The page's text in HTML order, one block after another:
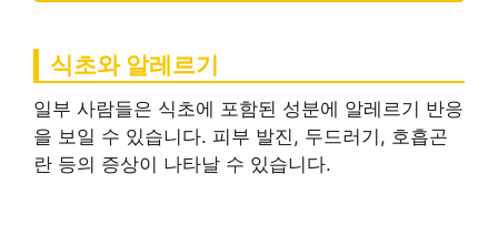
식초와 알레르기
일부 사람들은 식초에 포함된 성분에 알레르기 반응
을 보일 수 있습니다. 피부 발진, 두드러기, 호흡곤
란 등의 증상이 나타날 수 있습니다.